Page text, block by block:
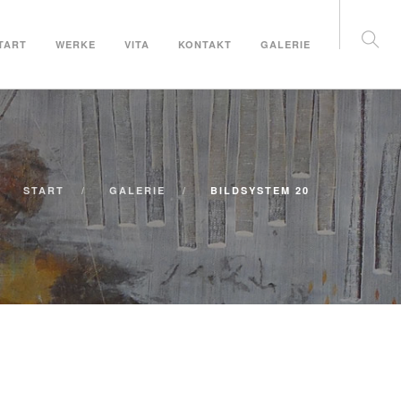
WERKE VITA KONTAKT GALERIE
START GALERIE BILDSYSTEM 20